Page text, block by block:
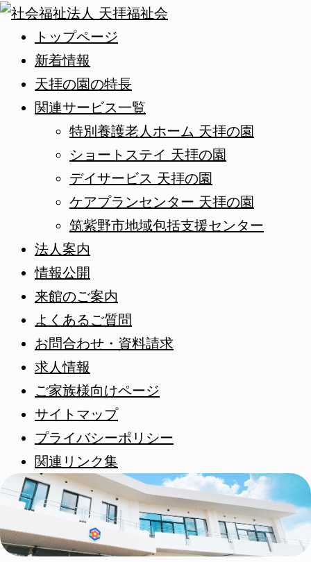
トップページ
新着情報
天拝の園の特長
関連サービス一覧
特別養護老人ホーム 天拝の園
ショートステイ 天拝の園
デイサービス 天拝の園
ケアプランセンター 天拝の園
筑紫野市地域包括支援センター
法人案内
情報公開
来館のご案内
よくあるご質問
お問合わせ・資料請求
求人情報
ご家族様向けページ
サイトマップ
プライバシーポリシー
関連リンク集